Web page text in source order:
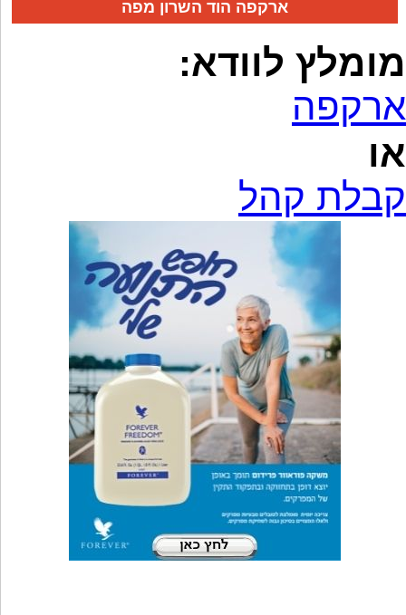
ארקפה הוד השרון מפה
מומלץ לוודא:
ארקפה
או
קבלת קהל